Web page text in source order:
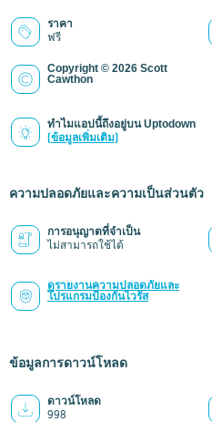
ราคา
ฟรี
Copyright © 2026 Scott
Cawthon
ทำไมแอปนี้ถึงอยู่บน Uptodown
(ข้อมูลเพิ่มเติม)
ความปลอดภัยและความเป็นส่วนตัว
การอนุญาตที่จำเป็น
ไม่สามารถใช้ได้
ดูรายงานความปลอดภัยและ
โปรแกรมป้องกันไวรัส
ข้อมูลการดาวน์โหลด
ดาวน์โหลด
998